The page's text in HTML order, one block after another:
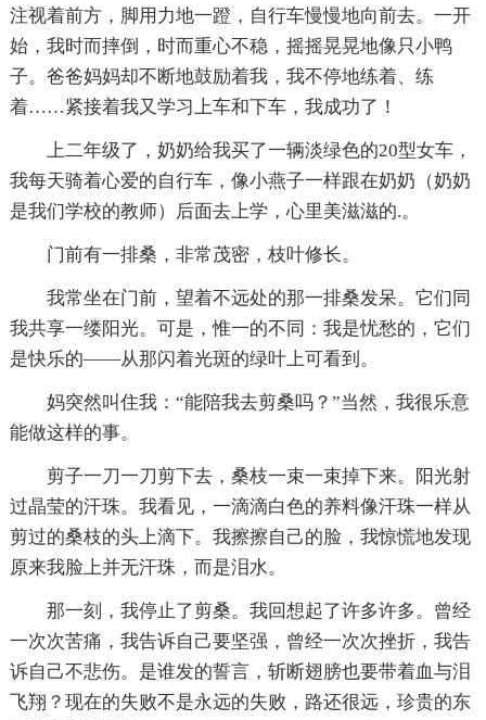
注视着前方，脚用力地一蹬，自行车慢慢地向前去。一开
始，我时而摔倒，时而重心不稳，摇摇晃晃地像只小鸭
子。爸爸妈妈却不断地鼓励着我，我不停地练着、练
着……紧接着我又学习上车和下车，我成功了！
上二年级了，奶奶给我买了一辆淡绿色的20型女车，
我每天骑着心爱的自行车，像小燕子一样跟在奶奶（奶奶
是我们学校的教师）后面去上学，心里美滋滋的.。
门前有一排桑，非常茂密，枝叶修长。
我常坐在门前，望着不远处的那一排桑发呆。它们同
我共享一缕阳光。可是，惟一的不同：我是忧愁的，它们
是快乐的——从那闪着光斑的绿叶上可看到。
妈突然叫住我：“能陪我去剪桑吗？”当然，我很乐意
能做这样的事。
剪子一刀一刀剪下去，桑枝一束一束掉下来。阳光射
过晶莹的汗珠。我看见，一滴滴白色的养料像汗珠一样从
剪过的桑枝的头上滴下。我擦擦自己的脸，我惊慌地发现
原来我脸上并无汗珠，而是泪水。
那一刻，我停止了剪桑。我回想起了许多许多。曾经
一次次苦痛，我告诉自己要坚强，曾经一次次挫折，我告
诉自己不悲伤。是谁发的誓言，斩断翅膀也要带着血与泪
飞翔？现在的失败不是永远的失败，路还很远，珍贵的东